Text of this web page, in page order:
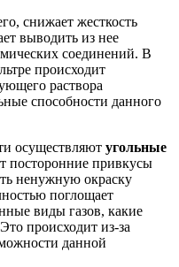
снижает жесткость
выводить из нее
соединений. В
происходит
раствора
способности данного
осуществляют угольные
посторонние привкусы
ненужную окраску
поглощает
виды газов, какие
происходит из-за
данной